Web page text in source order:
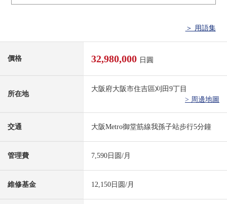
＞ 用語集
價格 32,980,000 日圓
所在地
大阪府大阪市住吉區刈田9丁目
> 周邊地圖
交通 大阪Metro御堂筋線我孫子站步行5分鐘
管理費 7,590日圆/月
維修基金 12,150日圆/月